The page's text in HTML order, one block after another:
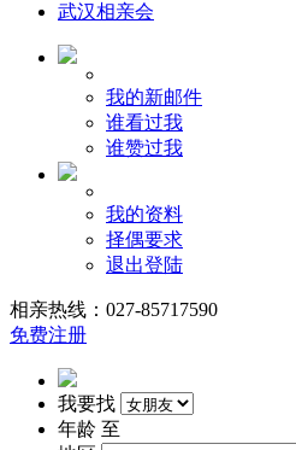
武汉相亲会
我的新邮件
谁看过我
谁赞过我
我的资料
择偶要求
退出登陆
相亲热线：027-85717590
免费注册
我要找
年龄 至